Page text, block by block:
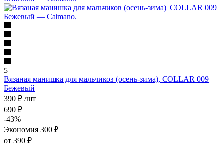
5
Вязаная манишка для мальчиков (осень-зима), COLLAR 009
Бежевый
390 ₽ /шт
690 ₽
-43%
Экономия 300 ₽
от 390 ₽